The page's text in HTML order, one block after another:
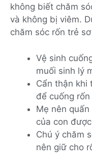
không biết chăm
và không bị viêm.
chăm sóc rốn trẻ
Vệ sinh
muối sinh lý
Cẩn thận khi
để cuống
Mẹ nên
của con
Chú ý chăm
nên giữ cho